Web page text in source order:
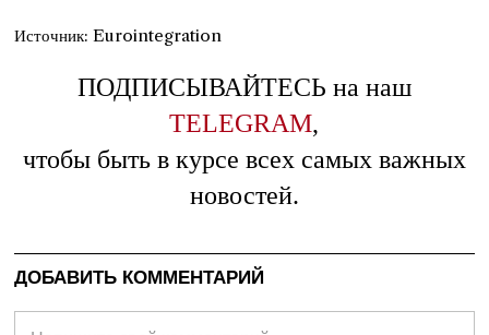
Источник: Eurointegration
ПОДПИСЫВАЙТЕСЬ на наш
TELEGRAM,
чтобы быть в курсе всех самых важных
новостей.
ДОБАВИТЬ КОММЕНТАРИЙ